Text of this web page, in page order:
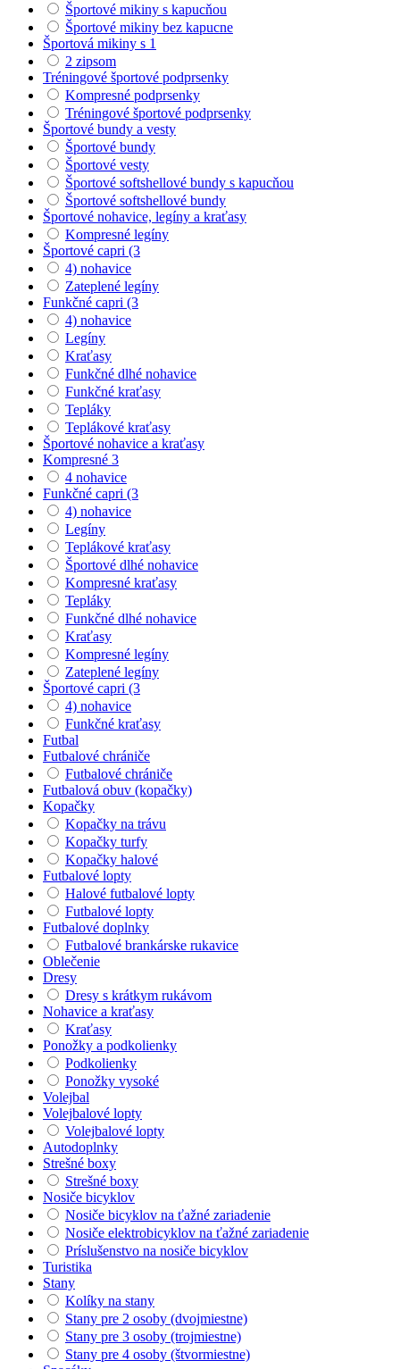
Športové mikiny s kapucňou
Športové mikiny bez kapucne
Športová mikiny s 1
2 zipsom
Tréningové športové podprsenky
Kompresné podprsenky
Tréningové športové podprsenky
Športové bundy a vesty
Športové bundy
Športové vesty
Športové softshellové bundy s kapucňou
Športové softshellové bundy
Športové nohavice, legíny a kraťasy
Kompresné legíny
Športové capri (3
4) nohavice
Zateplené legíny
Funkčné capri (3
4) nohavice
Legíny
Kraťasy
Funkčné dlhé nohavice
Funkčné kraťasy
Tepláky
Teplákové kraťasy
Športové nohavice a kraťasy
Kompresné 3
4 nohavice
Funkčné capri (3
4) nohavice
Legíny
Teplákové kraťasy
Športové dlhé nohavice
Kompresné kraťasy
Tepláky
Funkčné dlhé nohavice
Kraťasy
Kompresné legíny
Zateplené legíny
Športové capri (3
4) nohavice
Funkčné kraťasy
Futbal
Futbalové chrániče
Futbalové chrániče
Futbalová obuv (kopačky)
Kopačky
Kopačky na trávu
Kopačky turfy
Kopačky halové
Futbalové lopty
Halové futbalové lopty
Futbalové lopty
Futbalové doplnky
Futbalové brankárske rukavice
Oblečenie
Dresy
Dresy s krátkym rukávom
Nohavice a kraťasy
Kraťasy
Ponožky a podkolienky
Podkolienky
Ponožky vysoké
Volejbal
Volejbalové lopty
Volejbalové lopty
Autodoplnky
Strešné boxy
Strešné boxy
Nosiče bicyklov
Nosiče bicyklov na ťažné zariadenie
Nosiče elektrobicyklov na ťažné zariadenie
Príslušenstvo na nosiče bicyklov
Turistika
Stany
Kolíky na stany
Stany pre 2 osoby (dvojmiestne)
Stany pre 3 osoby (trojmiestne)
Stany pre 4 osoby (štvormiestne)